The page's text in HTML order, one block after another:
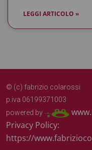
LEGGI ARTICOLO »
© (c) fabrizio colarossi
p.iva 06199371003
powered by
Privacy Policy:
https://